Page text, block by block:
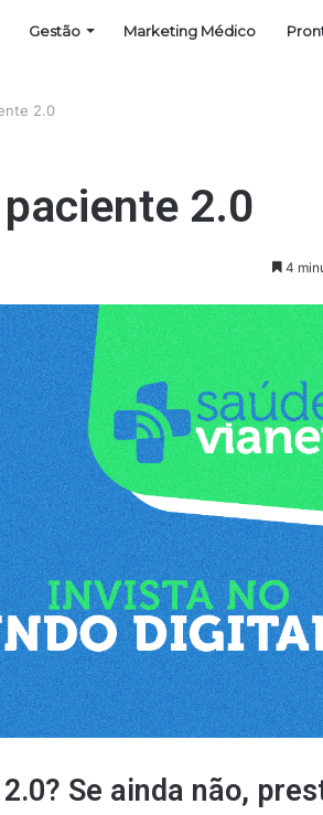
Gestão Marketing Médico
2.0
2.0
4
Se ainda não,